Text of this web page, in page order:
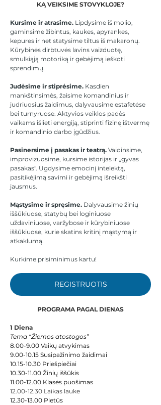
KĄ VEIKSIME STOVYKLOJE?
Kursime ir atrasime. Lipdysime iš molio,
gaminsime žibintus, kaukes, apyrankes,
kepures ir net statysime tiltus iš makaronų.
Kūrybinės dirbtuvės lavins vaizduotę,
smulkiąją motoriką ir gebėjimą ieškoti
sprendimų.
Judėsime ir stiprėsime. Kasdien
mankštinsimės, žaisime komandinius ir
judriuosius žaidimus, dalyvausime estafetėse
bei turnyruose. Aktyvios veiklos padės
vaikams išlieti energiją, stiprinti fizinę ištvermę
ir komandinio darbo įgūdžius.
Pasinersime į pasakas ir teatrą. Vaidinsime,
improvizuosime, kursime istorijas ir „gyvas
pasakas". Ugdysime emocinį intelektą,
pasitikėjimą savimi ir gebėjimą išreikšti
jausmus.
Mąstysime ir spręsime. Dalyvausime žinių
iššūkiuose, statybų bei loginiuose
uždaviniuose, varžybose ir kūrybiniuose
iššūkiuose, kurie skatins kritinį mąstymą ir
atkaklumą.
Kurkime prisiminimus kartu!
REGISTRUOTIS
PROGRAMA PAGAL DIENAS
1 Diena
Tema “Žiemos atostogos”
8.00-9.00 Vaikų atvykimas
9.00-10.15 Susipažinimo žaidimai
10.15-10.30 Priešpiečiai
10.30-11.00 Žinių iššūkis
11.00-12.00 Klasės puošimas
12.00-12.30 Laikas lauke
12.30-13.00 Pietūs